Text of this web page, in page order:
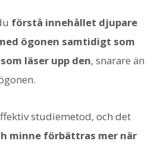
förstå innehållet djupare
ögonen samtidigt som
läser upp den, snarare än
studiemetod, och det
minne förbättras mer när